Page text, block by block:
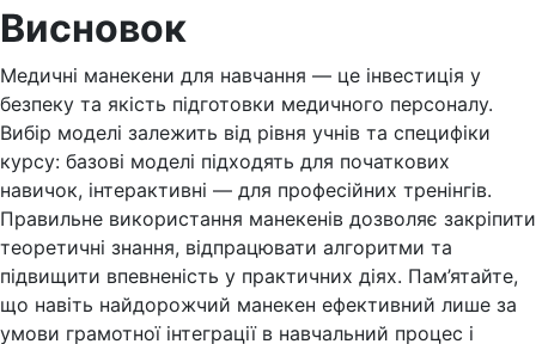
Висновок
Медичні манекени для навчання — це інвестиція у
безпеку та якість підготовки медичного персоналу.
Вибір моделі залежить від рівня учнів та специфіки
курсу: базові моделі підходять для початкових
навичок, інтерактивні — для професійних тренінгів.
Правильне використання манекенів дозволяє закріпити
теоретичні знання, відпрацювати алгоритми та
підвищити впевненість у практичних діях. Пам’ятайте,
що навіть найдорожчий манекен ефективний лише за
умови грамотної інтеграції в навчальний процес і